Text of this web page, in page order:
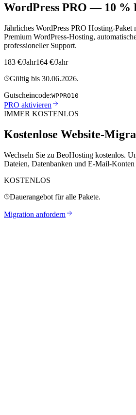
WordPress PRO — 10 %
Jährliches WordPress PRO Hosting-Paket
Premium WordPress-Hosting,
professioneller Support.
183 €/Jahr164 €/Jahr
Gültig bis 30.06.2026.
Gutscheincode:WPPRO10
PRO aktivieren
IMMER KOSTENLOS
Kostenlose Website-
Wechseln Sie zu BeoHosting kostenlos.
Dateien, Datenbanken und E-Mail-
KOSTENLOS
Dauerangebot für alle Pakete.
Migration anfordern